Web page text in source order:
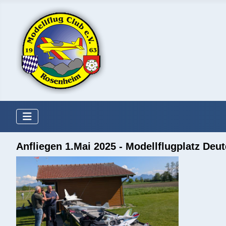
Anfliegen 1.Mai 2025 - Modellflugplatz